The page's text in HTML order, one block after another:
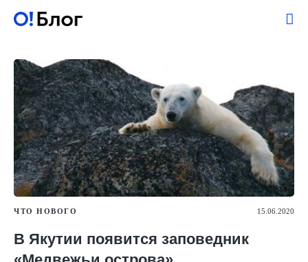
ЧТО НОВОГО 15.06.2020
В Якутии появится заповедник